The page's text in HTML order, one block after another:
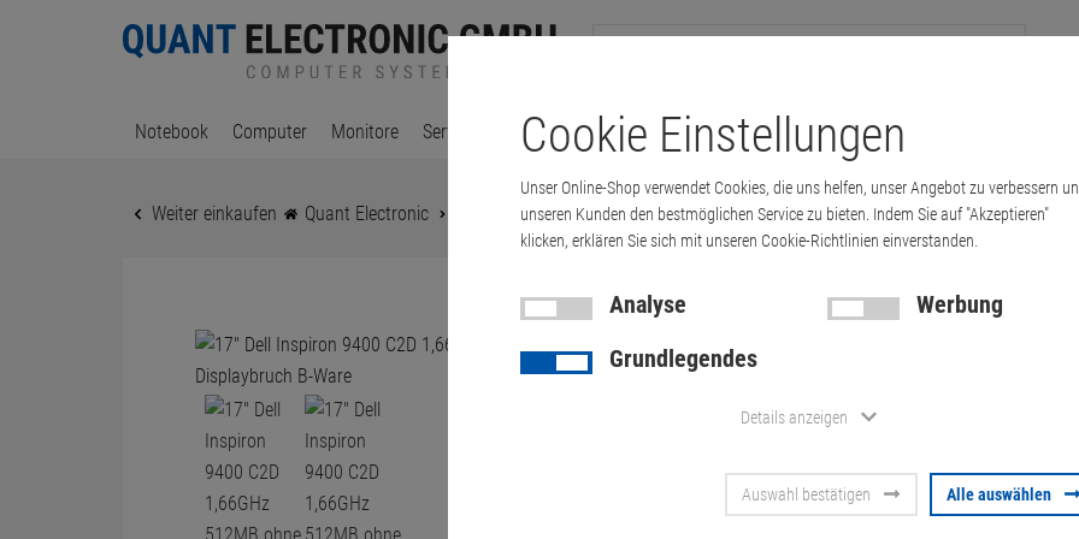
Notebook Computer Monitore Server & Workstation Drucker & Kopierer Kabel Multimedia & HDTV
Weiter einkaufen Quant Electronic 17" Dell Inspiron 9400 C2D 1,66GHz 512MB ohne HDD…
17" Dell
1,66GHz
NT/Akku
Artikel-Nummer:10059614
Cookie Einstellungen
Unser Online-Shop verwendet Cookies, die uns helfen, unser Angebot zu verbessern
unseren Kunden den bestmöglichen Service zu bieten. Indem Sie auf "Akzeptieren"
klicken, erklären Sie sich mit unseren Cookie-Richtlinien einverstanden.
Analyse
Werbung
Grundlegendes
Details anzeigen
Auswahl bestätigen Alle auswählen